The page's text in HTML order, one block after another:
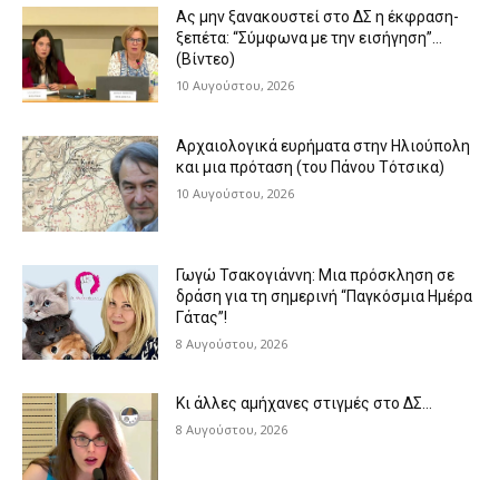
Ας μην ξανακουστεί στο ΔΣ η έκφραση-
ξεπέτα: “Σύμφωνα με την εισήγηση”…
(Βίντεο)
10 Αυγούστου, 2026
Αρχαιολογικά ευρήματα στην Ηλιούπολη
και μια πρόταση (του Πάνου Τότσικα)
10 Αυγούστου, 2026
Γωγώ Τσακογιάννη: Μια πρόσκληση σε
δράση για τη σημερινή “Παγκόσμια Ημέρα
Γάτας”!
8 Αυγούστου, 2026
Κι άλλες αμήχανες στιγμές στο ΔΣ…
8 Αυγούστου, 2026